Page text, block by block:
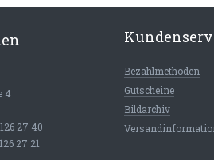
4
27 40
27 21
Bezahlmethoden
Gutscheine
Bildarchiv